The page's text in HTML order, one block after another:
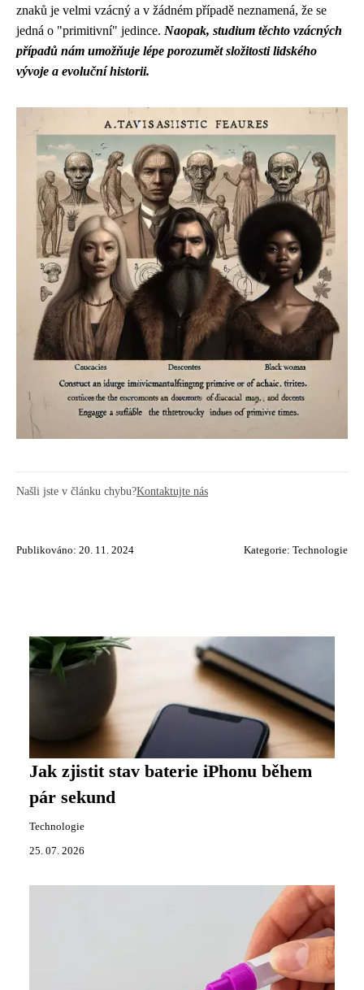
znaků je velmi vzácný a v žádném případě neznamená, že se
jedná o "primitivní" jedince. Naopak, studium těchto vzácných
případů nám umožňuje lépe porozumět složitosti lidského
vývoje a evoluční historii.
Našli jste v článku chybu?Kontaktujte nás
Publikováno: 20. 11. 2024 Kategorie: Technologie
Jak zjistit stav baterie iPhonu během
pár sekund
Technologie
25. 07. 2026